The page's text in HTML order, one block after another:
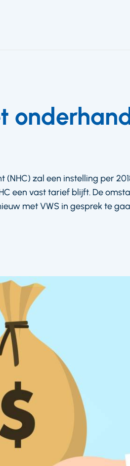
zal een instelling per
een vast tarief blijft. De
met VWS in gesprek te